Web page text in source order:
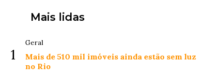
Mais lidas
1
Geral
Mais de 510 mil imóveis ainda estão sem luz
no Rio